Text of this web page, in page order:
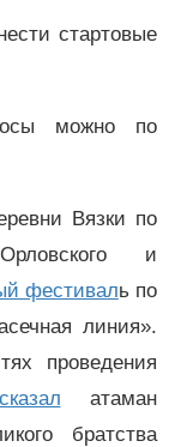
стартовые
можно по
Вязки по
и
фестиваль по
линия».
проведения
атаман
братства